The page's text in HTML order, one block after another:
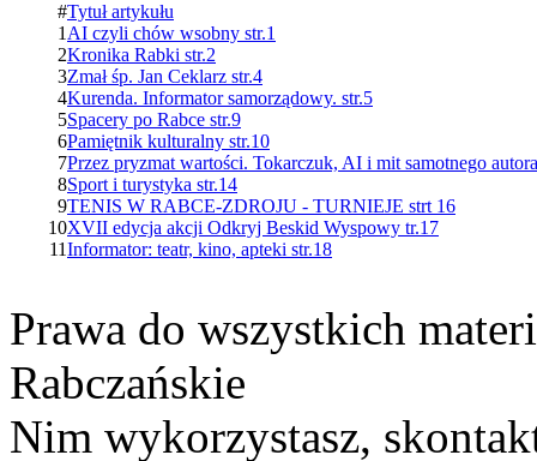
#Tytuł artykułu
1 AI czyli chów wsobny str.1
2Kronika Rabki str.2
3Zmał śp. Jan Ceklarz str.4
4Kurenda. Informator samorządowy. str.5
5Spacery po Rabce str.9
6Pamiętnik kulturalny str.10
7Przez pryzmat wartości. Tokarczuk, AI i mit samotnego
8Sport i turystyka str.14
9TENIS W RABCE-ZDROJU - TURNIEJE strt 16
10XVII edycja akcji Odkryj Beskid Wyspowy tr.17
11Informator: teatr, kino, apteki str.18
Prawa do wszystkich
Rabczańskie
Nim wykorzystasz,